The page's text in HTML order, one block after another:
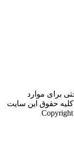
برای موارد
کلیه حقوق این سایت